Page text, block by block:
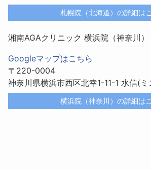
札幌院（北海道）の詳細は
湘南AGAクリニック 横浜院（神奈川）
Googleマップはこちら
〒220-0004
神奈川県横浜市西区北幸1-11-1 水信(
横浜院（神奈川）の詳細は